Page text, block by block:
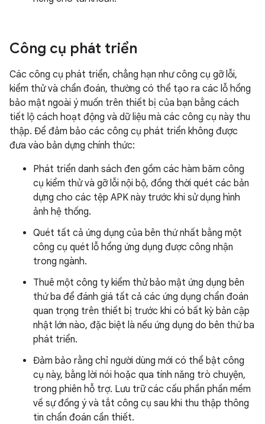
Công cụ phát triển
Các công cụ phát triển, chẳng hạn như công cụ gỡ lỗi,
kiểm thử và chẩn đoán, thường có thể tạo ra các lỗ hổng
bảo mật ngoài ý muốn trên thiết bị của bạn bằng cách
tiết lộ cách hoạt động và dữ liệu mà các công cụ này thu
thập. Để đảm bảo các công cụ phát triển không được
đưa vào bản dựng chính thức:
Phát triển danh sách đen gồm các hàm băm công
cụ kiểm thử và gỡ lỗi nội bộ, đồng thời quét các bản
dựng cho các tệp APK này trước khi sử dụng hình
ảnh hệ thống.
Quét tất cả ứng dụng của bên thứ nhất bằng một
công cụ quét lỗ hổng ứng dụng được công nhận
trong ngành.
Thuê một công ty kiểm thử bảo mật ứng dụng bên
thứ ba để đánh giá tất cả các ứng dụng chẩn đoán
quan trọng trên thiết bị trước khi có bất kỳ bản cập
nhật lớn nào, đặc biệt là nếu ứng dụng do bên thứ ba
phát triển.
Đảm bảo rằng chỉ người dùng mới có thể bật công
cụ này, bằng lời nói hoặc qua tính năng trò chuyện,
trong phiên hỗ trợ. Lưu trữ các cấu phần phần mềm
về sự đồng ý và tắt công cụ sau khi thu thập thông
tin chẩn đoán cần thiết.